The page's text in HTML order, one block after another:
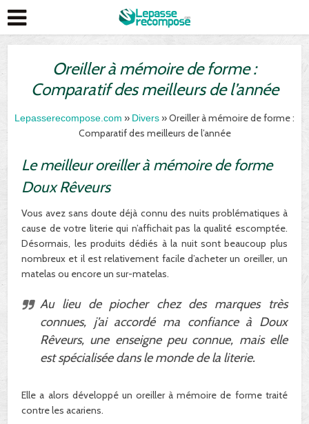
Oreiller à mémoire de forme :
Comparatif des meilleurs de l’année
Lepasserecompose.com » Divers » Oreiller à mémoire de forme :
Comparatif des meilleurs de l’année
Le meilleur oreiller à mémoire de forme
Doux Rêveurs
Vous avez sans doute déjà connu des nuits problématiques à
cause de votre literie qui n’affichait pas la qualité escomptée.
Désormais, les produits dédiés à la nuit sont beaucoup plus
nombreux et il est relativement facile d’acheter un oreiller, un
matelas ou encore un sur-matelas.
Au lieu de piocher chez des marques très
connues, j’ai accordé ma confiance à Doux
Rêveurs, une enseigne peu connue, mais elle
est spécialisée dans le monde de la literie.
Elle a alors développé un oreiller à mémoire de forme traité
contre les acariens.